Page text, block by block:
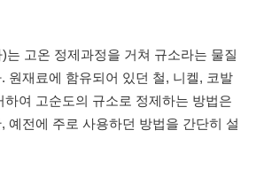
는 고온 정제과정을 거쳐 규소라는 물질
원재료에 함유되어 있던 철, 니켈, 코발
하여 고순도의 규소로 정제하는 방법은
예전에 주로 사용하던 방법을 간단히 설